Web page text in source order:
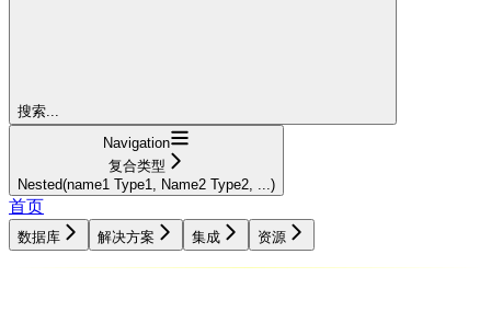
搜索...
Navigation
复合类型
Nested(name1 Type1, Name2 Type2, ...)
首页
数据库 解决方案 集成 资源